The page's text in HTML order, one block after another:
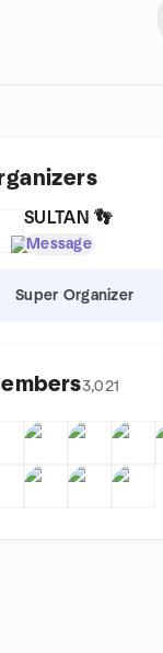
SULTAN 👣
Message
Super Organizer
3,021